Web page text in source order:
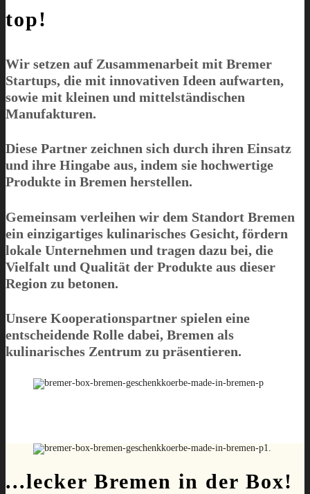
top!
Wir setzen auf Zusammenarbeit mit Bremer
Startups, die mit innovativen Ideen aufwarten,
sowie mit kleinen und mittelständischen
Manufakturen.
Diese Partner zeichnen sich durch ihren Einsatz
und ihre Hingabe aus, indem sie hochwertige
Produkte in Bremen herstellen.
Gemeinsam verleihen wir dem Standort Bremen
ein einzigartiges kulinarisches Gesicht, fördern
lokale Unternehmen und tragen dazu bei, die
Vielfalt und Qualität der Produkte aus dieser
Region zu betonen.
Unsere Kooperationspartner spielen eine
entscheidende Rolle dabei, Bremen als
kulinarisches Zentrum zu präsentieren.
...lecker Bremen in der Box!